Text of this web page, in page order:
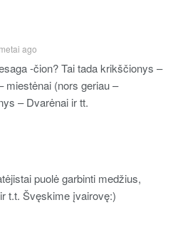
ago
-čion? Tai tada krikščionys –
miestėnai (nors geriau –
– Dvarėnai ir tt.
puolė garbinti medžius,
t.t. Švęskime įvairovę:)